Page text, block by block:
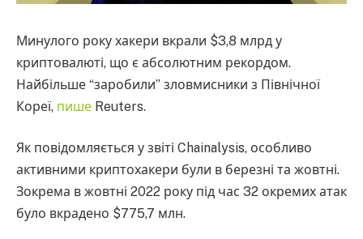
Минулого року хакери вкрали $3,8 млрд у
криптовалюті, що є абсолютним рекордом.
Найбільше “заробили” зловмисники з Північної
Кореї, пише Reuters.
Як повідомляється у звіті Chainalysis, особливо
активними криптохакери були в березні та жовтні.
Зокрема в жовтні 2022 року під час 32 окремих атак
було вкрадено $775,7 млн.